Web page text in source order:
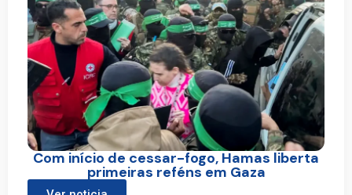
Com início de cessar-fogo, Hamas liberta
primeiras reféns em Gaza